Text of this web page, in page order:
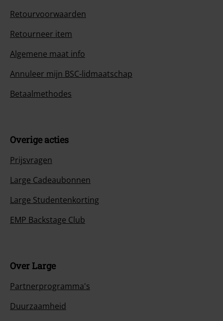
Retourvoorwaarden
Retourneer item
Algemene maat info
Annuleer mijn BSC-lidmaatschap
Betaalmethodes
Overige acties
Prijsvragen
Large Cadeaubonnen
Large Studentenkorting
EMP Backstage Club
Over Large
Partnerprogramma's
Duurzaamheid